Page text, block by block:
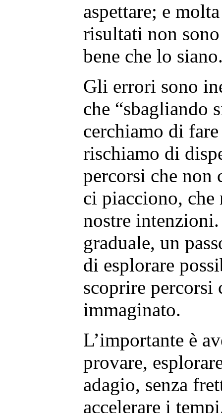
aspettare; e
risultati non
bene che lo
Gli errori sono
che “sbagliando
cerchiamo di
rischiamo di
percorsi che non
ci piacciono,
nostre
graduale, un
di esplorare
scoprire percorsi
immaginato.
L’importante è
provare,
adagio, senza
accelerare i